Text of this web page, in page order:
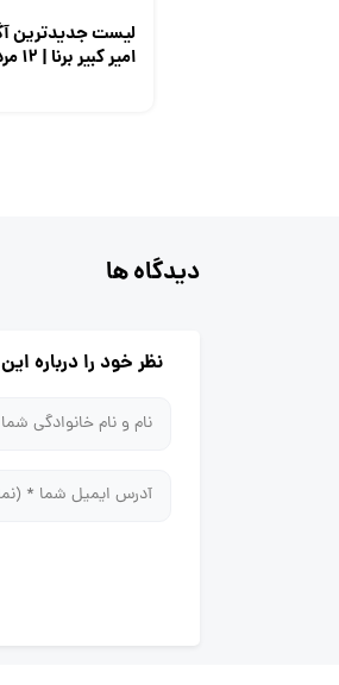
لیست جدیدترین
امیر کبیر برنا | ۱۲ مرداد ۱۴۰۵
دیدگاه ها
نظر خود را درباره